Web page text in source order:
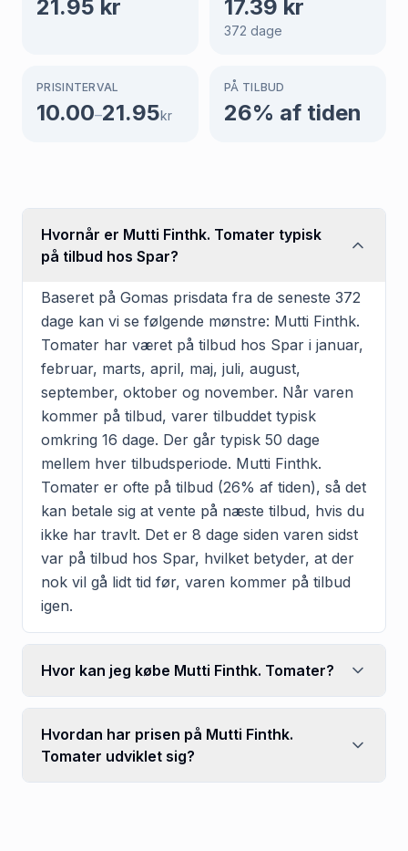
21.95 kr 17.39 kr
372 dage
PRISINTERVAL
10.00–21.95kr
PÅ TILBUD
26% af tiden
Hvornår er Mutti Finthk. Tomater typisk
på tilbud hos Spar?
Baseret på Gomas prisdata fra de seneste 372
dage kan vi se følgende mønstre: Mutti Finthk.
Tomater har været på tilbud hos Spar i januar,
februar, marts, april, maj, juli, august,
september, oktober og november. Når varen
kommer på tilbud, varer tilbuddet typisk
omkring 16 dage. Der går typisk 50 dage
mellem hver tilbudsperiode. Mutti Finthk.
Tomater er ofte på tilbud (26% af tiden), så det
kan betale sig at vente på næste tilbud, hvis du
ikke har travlt. Det er 8 dage siden varen sidst
var på tilbud hos Spar, hvilket betyder, at der
nok vil gå lidt tid før, varen kommer på tilbud
igen.
Hvor kan jeg købe Mutti Finthk. Tomater?
Hvordan har prisen på Mutti Finthk.
Tomater udviklet sig?